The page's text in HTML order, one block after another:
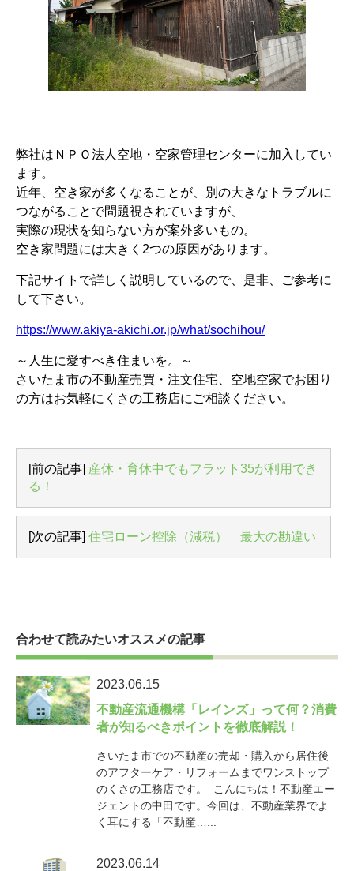
弊社はＮＰＯ法人空地・空家管理センターに加入してい
ます。
近年、空き家が多くなることが、別の大きなトラブルに
つながることで問題視されていますが、
実際の現状を知らない方が案外多いもの。
空き家問題には大きく2つの原因があります。
下記サイトで詳しく説明しているので、是非、ご参考に
して下さい。
https://www.akiya-akichi.or.jp/what/sochihou/
～人生に愛すべき住まいを。～
さいたま市の不動産売買・注文住宅、空地空家でお困り
の方はお気軽にくさの工務店にご相談ください。
[前の記事] 産休・育休中でもフラット35が利用でき
る！
[次の記事] 住宅ローン控除（減税） 最大の勘違い
合わせて読みたいオススメの記事
2023.06.15
不動産流通機構「レインズ」って何？消費
者が知るべきポイントを徹底解説！
さいたま市での不動産の売却・購入から居住後
のアフターケア・リフォームまでワンストップ
のくさの工務店です。 こんにちは！不動産エー
ジェントの中田です。今回は、不動産業界でよ
く耳にする「不動産…...
2023.06.14